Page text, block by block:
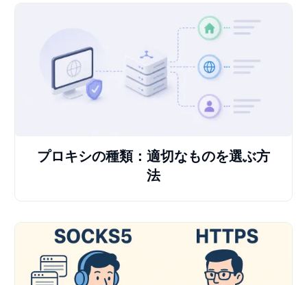
プロキシの種類：適切なものを選ぶ方
法